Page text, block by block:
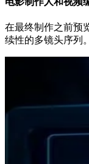
在最终制作之前预
续性的多镜头序列。